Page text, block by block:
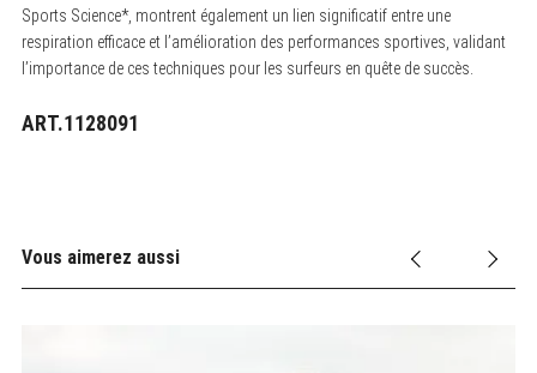
Sports Science*, montrent également un lien significatif entre une
respiration efficace et l’amélioration des performances sportives, validant
l’importance de ces techniques pour les surfeurs en quête de succès.
ART.1128091
Vous aimerez aussi